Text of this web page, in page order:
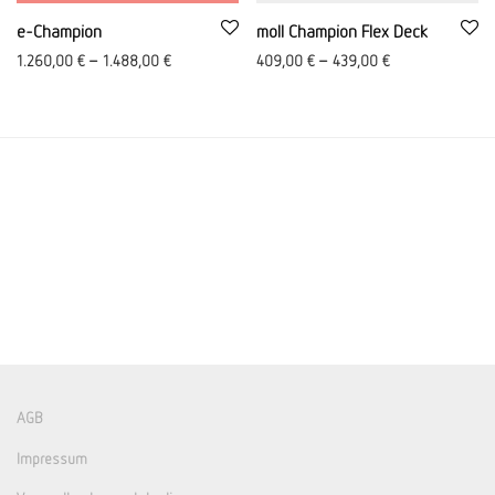
e-Champion
1.260,00 € – 1.488,00 €
moll Champion Flex Deck
409,00 € – 439,00 €
AGB
Impressum